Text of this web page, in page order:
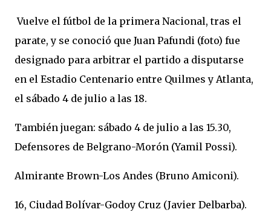
Vuelve el fútbol de la primera Nacional, tras el
parate, y se conoció que Juan Pafundi (foto) fue
designado para arbitrar el partido a disputarse
en el Estadio Centenario entre Quilmes y Atlanta,
el sábado 4 de julio a las 18.
También juegan: sábado 4 de julio a las 15.30,
Defensores de Belgrano-Morón (Yamil Possi).
Almirante Brown-Los Andes (Bruno Amiconi).
16, Ciudad Bolívar-Godoy Cruz (Javier Delbarba).